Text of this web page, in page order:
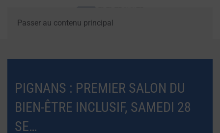
Passer au contenu principal
PIGNANS : PREMIER SALON DU
BIEN-ÊTRE INCLUSIF, SAMEDI 28
SE…